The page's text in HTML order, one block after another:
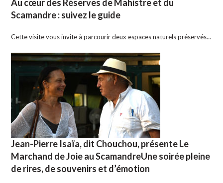
Au cœur des Réserves de Mahistre et du
Scamandre : suivez le guide
Cette visite vous invite à parcourir deux espaces naturels préservés…
Jean-Pierre Isaïa, dit Chouchou, présente Le
Marchand de Joie au ScamandreUne soirée pleine
de rires, de souvenirs et d’émotion